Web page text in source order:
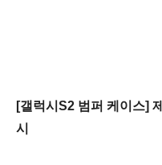
[갤럭시S2 범퍼 케이스]
시